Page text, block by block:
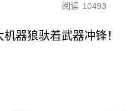
阅读 10493
器狼驮着武器冲锋！